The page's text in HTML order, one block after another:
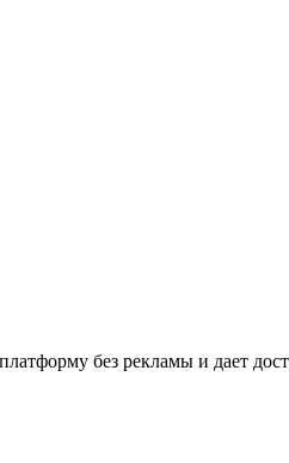
без рекламы и дает